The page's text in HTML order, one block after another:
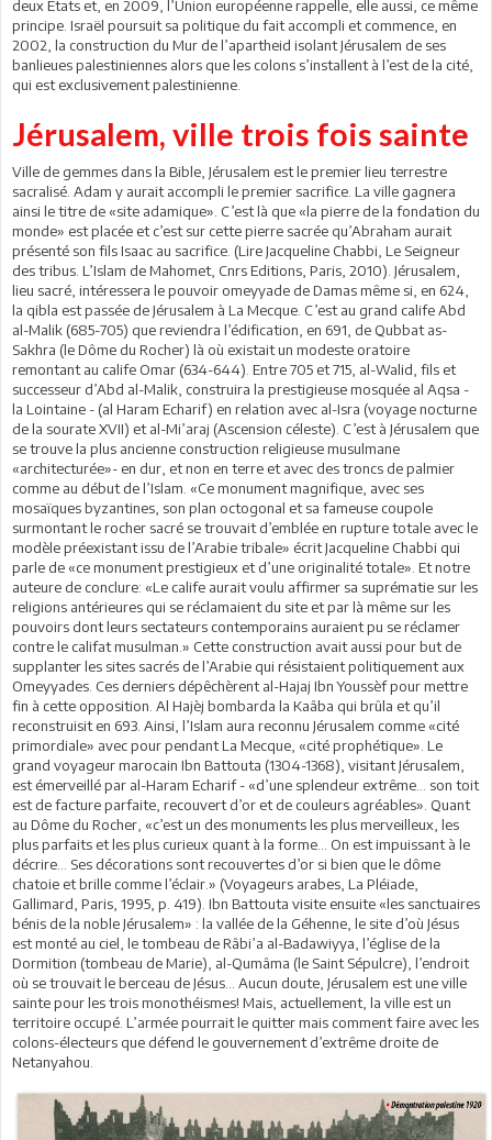
deux Etats et, en 2009, l’Union européenne rappelle, elle aussi, ce même
principe. Israël poursuit sa politique du fait accompli et commence, en
2002, la construction du Mur de l’apartheid isolant Jérusalem de ses
banlieues palestiniennes alors que les colons s’installent à l’est de la cité,
qui est exclusivement palestinienne.
Jérusalem, ville trois fois sainte
Ville de gemmes dans la Bible, Jérusalem est le premier lieu terrestre
sacralisé. Adam y aurait accompli le premier sacrifice. La ville gagnera
ainsi le titre de «site adamique». C’est là que «la pierre de la fondation du
monde» est placée et c’est sur cette pierre sacrée qu’Abraham aurait
présenté son fils Isaac au sacrifice. (Lire Jacqueline Chabbi, Le Seigneur
des tribus. L’Islam de Mahomet, Cnrs Editions, Paris, 2010). Jérusalem,
lieu sacré, intéressera le pouvoir omeyyade de Damas même si, en 624,
la qibla est passée de Jérusalem à La Mecque. C’est au grand calife Abd
al-Malik (685-705) que reviendra l’édification, en 691, de Qubbat as-
Sakhra (le Dôme du Rocher) là où existait un modeste oratoire
remontant au calife Omar (634-644). Entre 705 et 715, al-Walid, fils et
successeur d’Abd al-Malik, construira la prestigieuse mosquée al Aqsa -
la Lointaine - (al Haram Echarif) en relation avec al-Isra (voyage nocturne
de la sourate XVII) et al-Mi’araj (Ascension céleste). C’est à Jérusalem que
se trouve la plus ancienne construction religieuse musulmane
«architecturée»- en dur, et non en terre et avec des troncs de palmier
comme au début de l’Islam. «Ce monument magnifique, avec ses
mosaïques byzantines, son plan octogonal et sa fameuse coupole
surmontant le rocher sacré se trouvait d’emblée en rupture totale avec le
modèle préexistant issu de l’Arabie tribale» écrit Jacqueline Chabbi qui
parle de «ce monument prestigieux et d’une originalité totale». Et notre
auteure de conclure: «Le calife aurait voulu affirmer sa suprématie sur les
religions antérieures qui se réclamaient du site et par là même sur les
pouvoirs dont leurs sectateurs contemporains auraient pu se réclamer
contre le califat musulman.» Cette construction avait aussi pour but de
supplanter les sites sacrés de l’Arabie qui résistaient politiquement aux
Omeyyades. Ces derniers dépêchèrent al-Hajaj Ibn Youssèf pour mettre
fin à cette opposition. Al Hajèj bombarda la Kaâba qui brûla et qu’il
reconstruisit en 693. Ainsi, l’Islam aura reconnu Jérusalem comme «cité
primordiale» avec pour pendant La Mecque, «cité prophétique». Le
grand voyageur marocain Ibn Battouta (1304-1368), visitant Jérusalem,
est émerveillé par al-Haram Echarif - «d’une splendeur extrême… son toit
est de facture parfaite, recouvert d’or et de couleurs agréables». Quant
au Dôme du Rocher, «c’est un des monuments les plus merveilleux, les
plus parfaits et les plus curieux quant à la forme... On est impuissant à le
décrire… Ses décorations sont recouvertes d’or si bien que le dôme
chatoie et brille comme l’éclair.» (Voyageurs arabes, La Pléiade,
Gallimard, Paris, 1995, p. 419). Ibn Battouta visite ensuite «les sanctuaires
bénis de la noble Jérusalem» : la vallée de la Géhenne, le site d’où Jésus
est monté au ciel, le tombeau de Râbi’a al-Badawiyya, l’église de la
Dormition (tombeau de Marie), al-Qumâma (le Saint Sépulcre), l’endroit
où se trouvait le berceau de Jésus… Aucun doute, Jérusalem est une ville
sainte pour les trois monothéismes! Mais, actuellement, la ville est un
territoire occupé. L’armée pourrait le quitter mais comment faire avec les
colons-électeurs que défend le gouvernement d’extrême droite de
Netanyahou.